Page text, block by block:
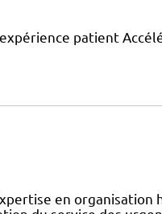
patient
Expertise en